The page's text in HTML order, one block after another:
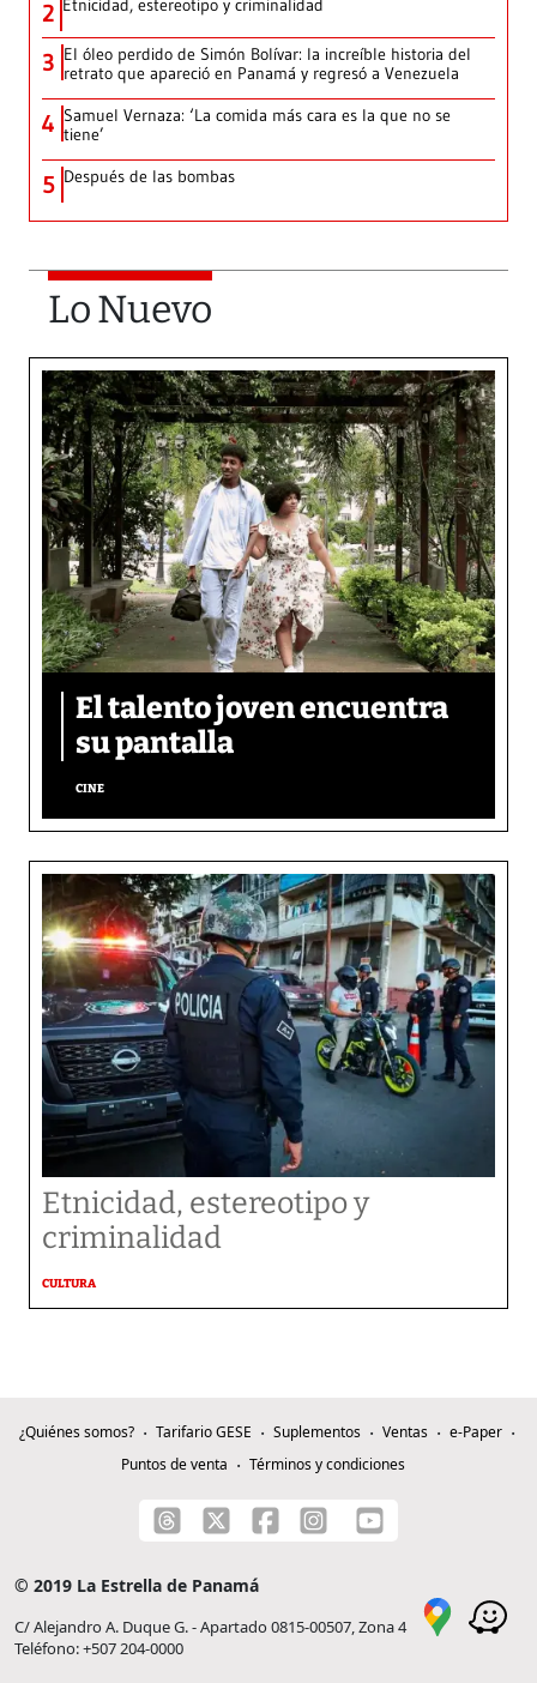
2 Etnicidad, estereotipo y criminalidad
3 El óleo perdido de Simón Bolívar: la increíble historia del
retrato que apareció en Panamá y regresó a Venezuela
4 Samuel Vernaza: ‘La comida más cara es la que no se
tiene’
5 Después de las bombas
Lo Nuevo
El talento joven encuentra
su pantalla​
CINE
Etnicidad, estereotipo y
criminalidad
CULTURA
¿Quiénes somos? Tarifario GESE Suplementos Ventas
e-Paper
Puntos de venta
Términos y condiciones
© 2019 La Estrella de Panamá
C/ Alejandro A. Duque G. - Apartado 0815-00507, Zona 4
Teléfono: +507 204-0000